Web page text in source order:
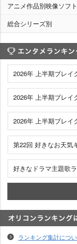
アニメ作品別映像ソフト
総合シリーズ別
2026年 上半期ブレイ
2026年 上半期ブレイ
2026年 上半期ブレイ
第22回 好きなお天気
好きなドラマ主題歌
ランキング集計につ